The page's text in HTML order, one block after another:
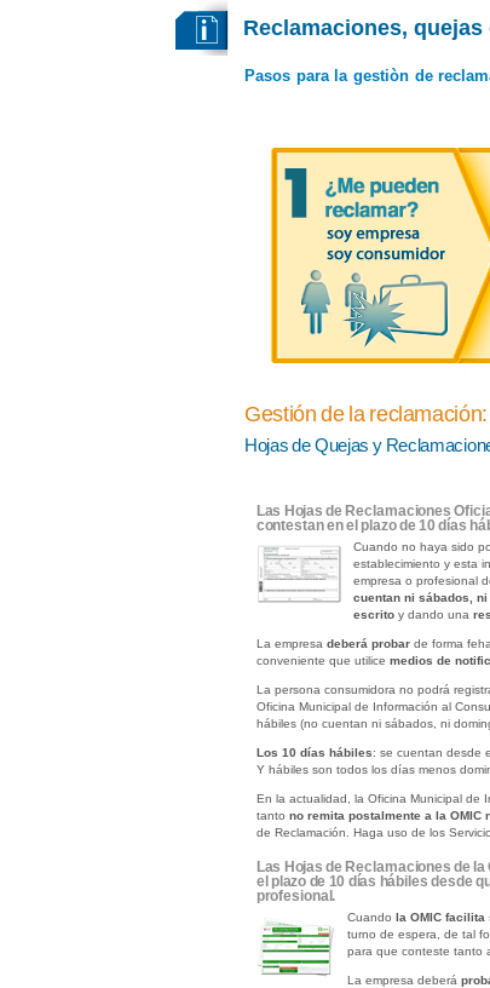
Reclamaciones,
Pasos para la gestiòn de
Gestión de la
Hojas de Quejas y
Las Hojas de Reclamaciones
contestan en el plazo de 10 días
Cuando no haya sido
establecimiento y esta
empresa o profesional
cuentan ni sábados,
escritoy dando una r
La empresa deberá probarde forma
conveniente que utilice medios de
La persona consumidora no podrá
Oficina Municipal de Información al
hábiles (no cuentan ni sábados, ni
Los 10 días hábiles: se cuentan desde
Y hábiles son todos los días menos
En la actualidad, la Oficina Municipal de
tanto no remita postalmente a la OMIC
de Reclamación. Haga uso de los
Las Hojas de Reclamaciones de
el plazo de 10 días hábiles desde
profesional.
Cuando la OMIC facilita
turno de espera, de tal
para que conteste tanto
La empresa deberá